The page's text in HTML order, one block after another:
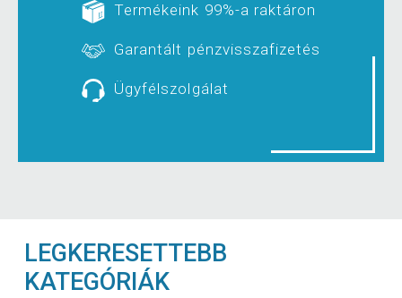
Termékeink 99%-a raktáron
Garantált pénzvisszafizetés
Ügyfélszolgálat
LEGKERESETTEBB
KATEGÓRIÁK